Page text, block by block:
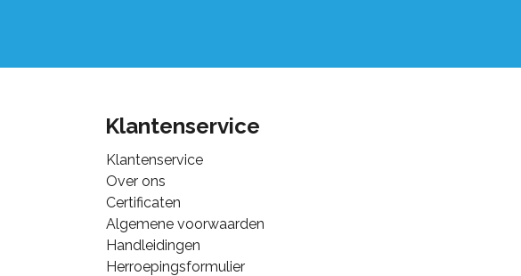
Klantenservice
Klantenservice
Over ons
Certificaten
Algemene voorwaarden
Handleidingen
Herroepingsformulier